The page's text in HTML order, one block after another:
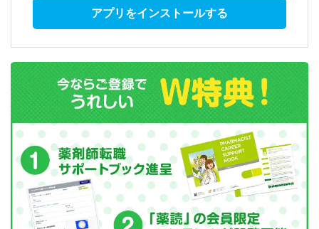
アプリをインストールする